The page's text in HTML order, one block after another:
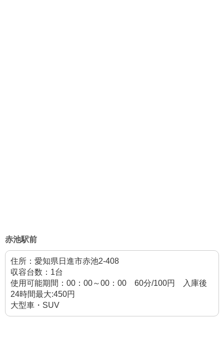
赤池駅前
住所：愛知県日進市赤池2-408
収容台数：1台
使用可能期間：00：00～00：00 60分/100円 入庫後
24時間最大:450円
大型車・SUV